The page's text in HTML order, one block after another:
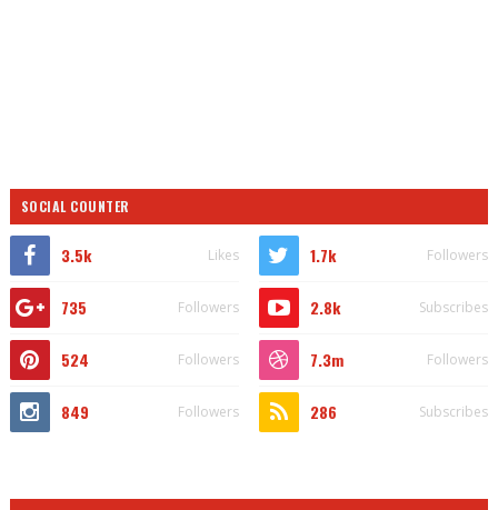
SOCIAL COUNTER
3.5k Likes 1.7k Followers
735 Followers 2.8k Subscribes
524 Followers 7.3m Followers
849 Followers 286 Subscribes